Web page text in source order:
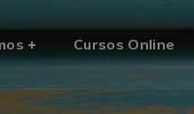
Cursos Online